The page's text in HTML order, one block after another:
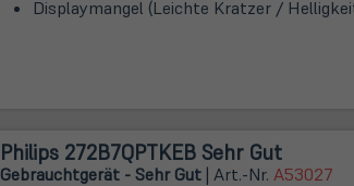
Displaymangel (Leichte Kratzer /
Philips 272B7QPTKEB Sehr Gut
Gebrauchtgerät - Sehr Gut| Art.-Nr. A53027